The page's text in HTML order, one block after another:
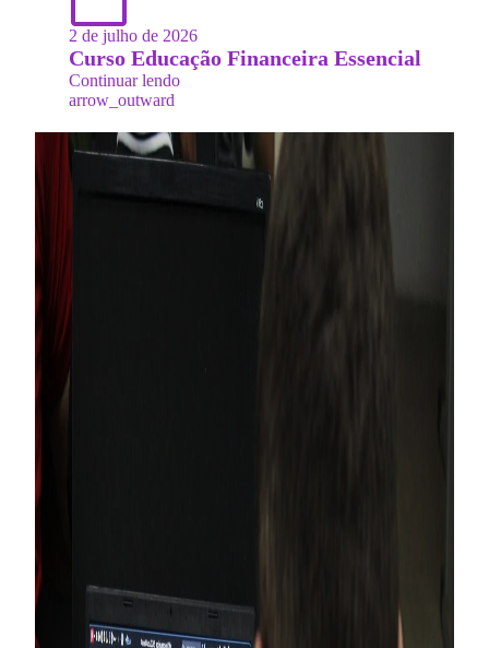
2 de julho de 2026
Curso Educação Financeira Essencial
Continuar lendo
arrow_outward